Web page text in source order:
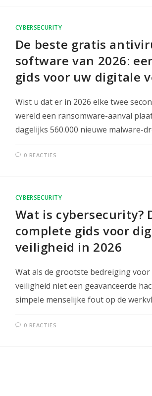
CYBERSECURITY
De beste gratis
software van 2026:
gids voor uw digitale
Wist u dat er in 2026 elke twee
wereld een ransomware-aanval
dagelijks 560.000 nieuwe malware-
0 REACTIES
CYBERSECURITY
Wat is cybersecurity?
complete gids voor
veiligheid in 2026
Wat als de grootste bedreiging voor
veiligheid niet een geavanceerde
simpele menselijke fout op de
0 REACTIES